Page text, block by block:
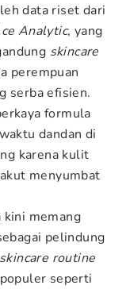
data riset dari
Analytic, yang
skincare
perempuan
serba efisien.
formula
dandan di
karena kulit
menyumbat
memang
pelindung
skincare routine
seperti